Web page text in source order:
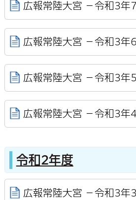
広報常陸大宮 －令和3年
広報常陸大宮 －令和3年
広報常陸大宮 －令和3年
広報常陸大宮 －令和3年
令和2年度
広報常陸大宮 －令和3年